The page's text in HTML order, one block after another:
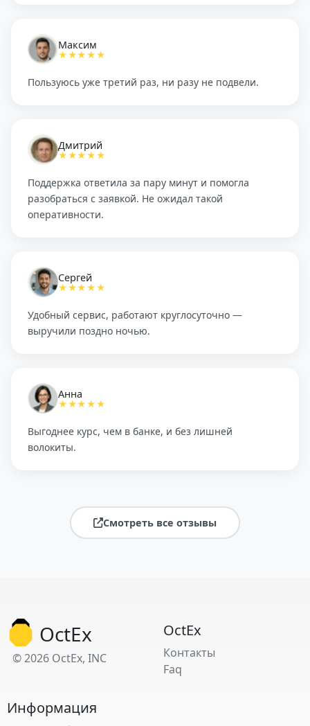
Максим
★★★★★
Пользуюсь уже третий раз, ни разу не подвели.
Дмитрий
★★★★★
Поддержка ответила за пару минут и помогла
разобраться с заявкой. Не ожидал такой
оперативности.
Сергей
★★★★★
Удобный сервис, работают круглосуточно —
выручили поздно ночью.
Анна
★★★★★
Выгоднее курс, чем в банке, и без лишней
волокиты.
Смотреть все отзывы
OctEx
© 2026 OctEx, INC
OctEx
Контакты
Faq
Информация